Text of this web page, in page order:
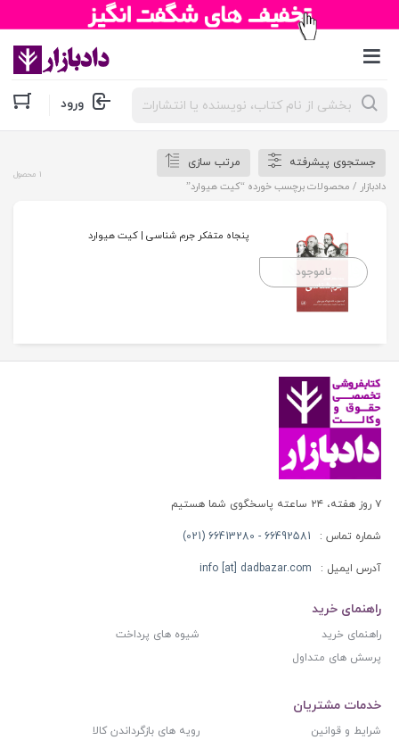
جستجوی
محصولات ورود
جستجوی پیشرفته
مرتب سازی
دادبازار / محصولات برچسب خورده “کیت هیوارد”
1 محصول
ناموجود
پنجاه متفکر جرم شناسی | کیت هیوارد
۷ روز هفته، ۲۴ ساعته پاسخگوی شما هستیم
شماره تماس : 66492581 - 66413280 (021)
آدرس ایمیل : info [at] dadbazar.com
راهنمای خرید
راهنمای خرید
شیوه های پرداخت
پرسش های متداول
خدمات مشتریان
شرایط و قوانین
رویه های بازگرداندن کالا